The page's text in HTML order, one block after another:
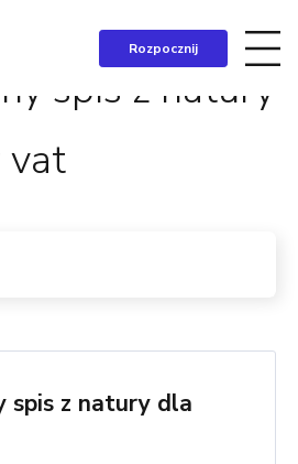
Rozpocznij
spis z natury
vat
spis z natury dla